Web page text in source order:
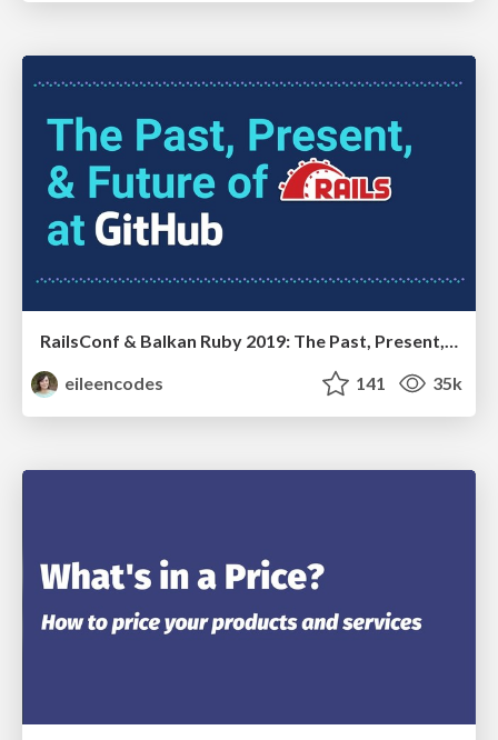
eileencodes
141 35k